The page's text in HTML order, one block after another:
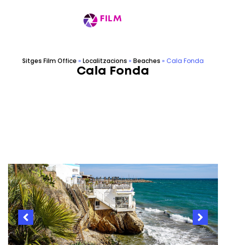
Sitges Film Office » Localitzacions » Beaches » Cala Fonda
Cala Fonda